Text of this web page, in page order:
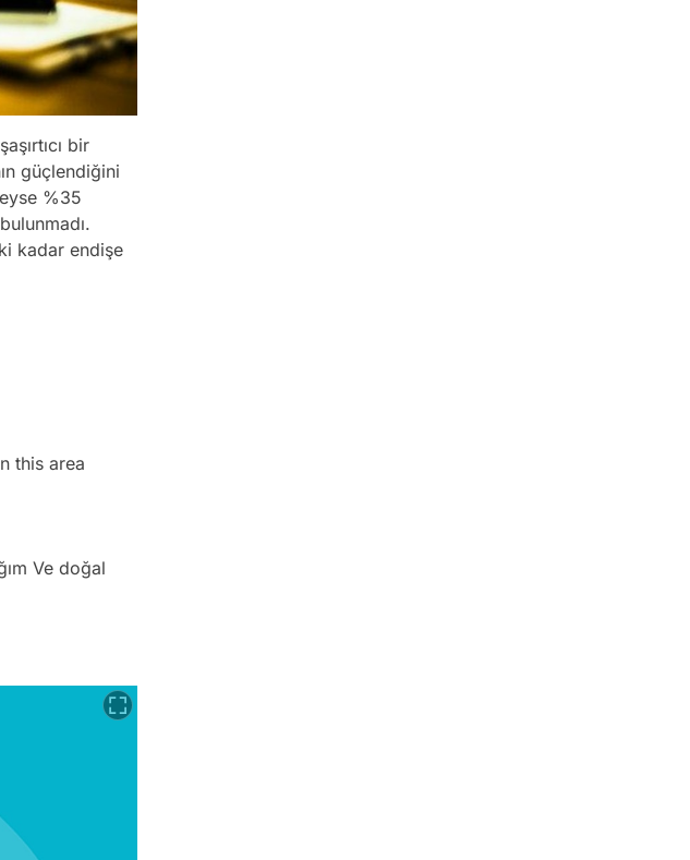
bir
güçlendiğini
%35
kadar endişe
this area
Ve doğal